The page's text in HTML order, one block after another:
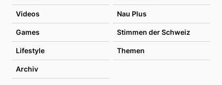
Videos Nau Plus
Games Stimmen der Schweiz
Lifestyle Themen
Archiv